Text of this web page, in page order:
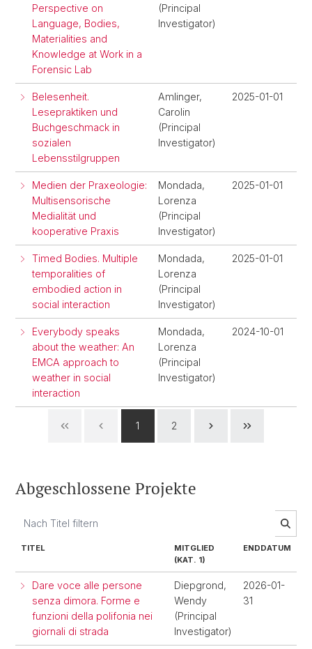
Perspective on
Language, Bodies,
Materialities and
Knowledge at Work in a
Forensic Lab
(Principal
Investigator)
Belesenheit.
Lesepraktiken und
Buchgeschmack in
sozialen
Lebensstilgruppen
Amlinger,
Carolin
(Principal
Investigator)
2025-01-01
Medien der Praxeologie:
Multisensorische
Medialität und
kooperative Praxis
Mondada,
Lorenza
(Principal
Investigator)
2025-01-01
Timed Bodies. Multiple
temporalities of
embodied action in
social interaction
Mondada,
Lorenza
(Principal
Investigator)
2025-01-01
Everybody speaks
about the weather: An
EMCA approach to
weather in social
interaction
Mondada,
Lorenza
(Principal
Investigator)
2024-10-01
1 2
Abgeschlossene Projekte
TITEL
MITGLIED
(KAT. 1)
ENDDATUM
Dare voce alle persone
senza dimora. Forme e
funzioni della polifonia nei
giornali di strada
Diepgrond,
Wendy
(Principal
Investigator)
2026-01-
31